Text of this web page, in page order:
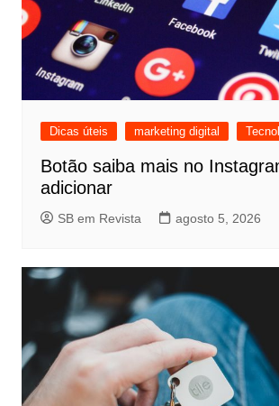
Dicas úteis marketing digital
Botão saiba mais no
adicionar
SB em Revista agosto 5, 2026